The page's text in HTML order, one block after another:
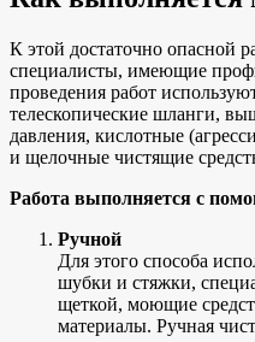
К этой достаточно опасной
специалисты, имеющие
проведения работ
телескопические шланги,
давления, кислотные
и щелочные чистящие
Работа выполняется с
Ручной
Для этого способа
шубки и стяжки,
щеткой, моющие
материалы. Ручная